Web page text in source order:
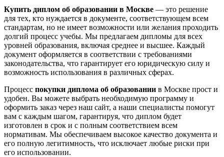
Купить диплом об образовании в Москве — это решение
для тех, кто нуждается в документе, соответствующем всем
стандартам, но не имеет возможности или желания проходить
долгий процесс учебы. Мы предлагаем дипломы для всех
уровней образования, включая среднее и высшее. Каждый
документ оформляется в соответствии с требованиями
законодательства, что гарантирует его юридическую силу и
возможность использования в различных сферах.
Процесс покупки диплома об образовании в Москве прост и
удобен. Вы можете выбрать необходимую программу и
оформить заказ через наш сайт, а наши специалисты помогут
вам с каждым шагом, гарантируя, что диплом будет
изготовлен в срок и с полным соответствием всем
нормативам. Мы обеспечиваем высокое качество документа и
его полную легитимность, что исключает любые риски при
его использовании.